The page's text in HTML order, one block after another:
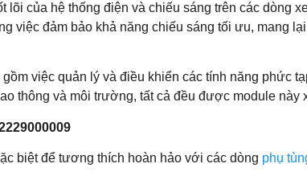
của hệ thống điện và chiếu sáng trên các dòng
việc đảm bảo khả năng chiếu sáng tối ưu, mang
việc quản lý và điều khiển các tính năng phức
thông và môi trường, tất cả đều được module
biệt để tương thích hoàn hảo với các dòng phụ